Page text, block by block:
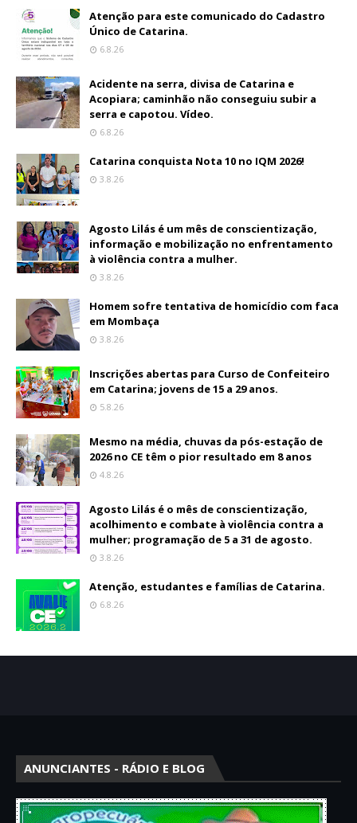
Atenção para este comunicado do Cadastro
Único de Catarina.
6.8.26
Acidente na serra, divisa de Catarina e
Acopiara; caminhão não conseguiu subir a
serra e capotou. Vídeo.
6.8.26
Catarina conquista Nota 10 no IQM 2026!
3.8.26
Agosto Lilás é um mês de conscientização,
informação e mobilização no enfrentamento
à violência contra a mulher.
3.8.26
Homem sofre tentativa de homicídio com faca
em Mombaça
3.8.26
Inscrições abertas para Curso de Confeiteiro
em Catarina; jovens de 15 a 29 anos.
5.8.26
Mesmo na média, chuvas da pós-estação de
2026 no CE têm o pior resultado em 8 anos
4.8.26
Agosto Lilás é o mês de conscientização,
acolhimento e combate à violência contra a
mulher; programação de 5 a 31 de agosto.
3.8.26
Atenção, estudantes e famílias de Catarina.
6.8.26
ANUNCIANTES - RÁDIO E BLOG